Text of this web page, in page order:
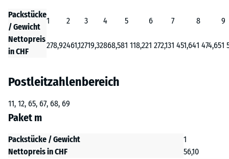
Packstücke
/ Gewicht
1 2 3 4 5 6 7 8
9
Nettopreis
in CHF
278,92461,12719,32868,581 118,221 272,131 451,641 474,651
Postleitzahlenbereich
11, 12, 65, 67, 68, 69
Paket m
Packstücke / Gewicht
1
Nettopreis in CHF
56,10